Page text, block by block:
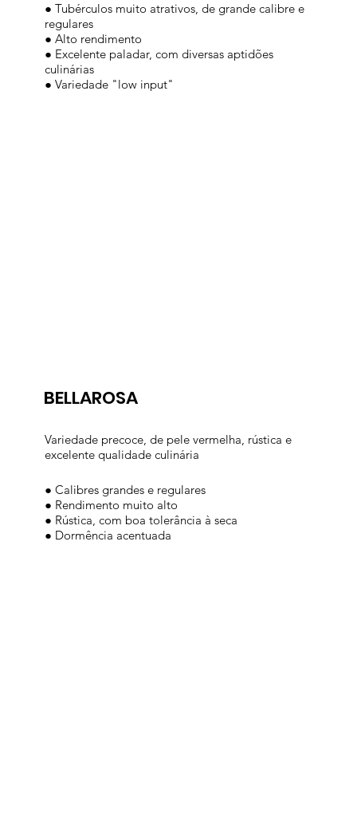
● Tubérculos muito atrativos, de grande calibre e
regulares
● Alto rendimento
● Excelente paladar, com diversas aptidões
culinárias
● Variedade "low input"
BELLAROSA
Variedade precoce, de pele vermelha, rústica e
excelente qualidade culinária
● Calibres grandes e regulares
● Rendimento muito alto
● Rústica, com boa tolerância à seca
● Dormência acentuada